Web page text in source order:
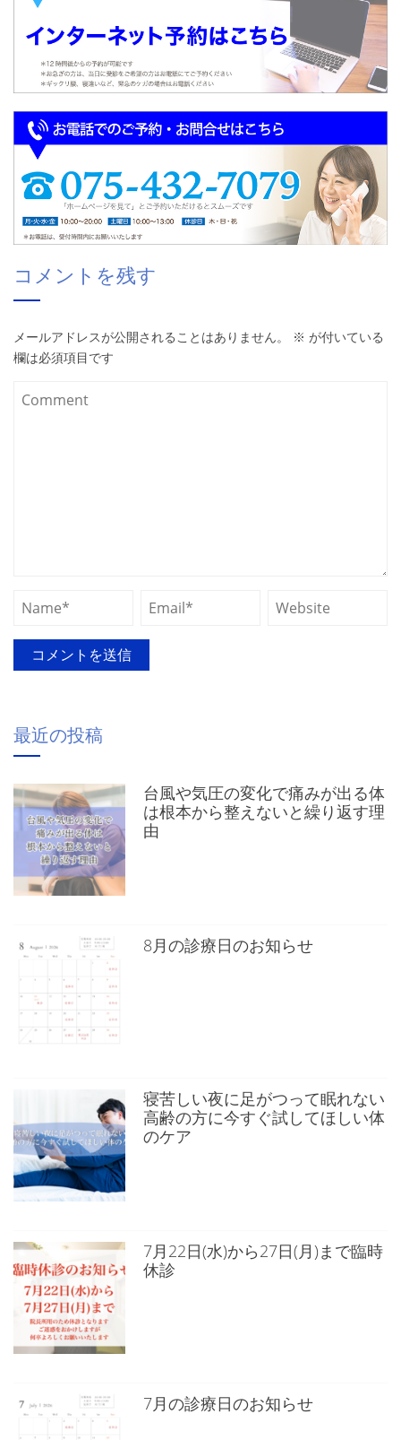
コメントを残す
メールアドレスが公開されることはありません。 ※ が付いている
欄は必須項目です
最近の投稿
台風や気圧の変化で痛みが出る体
は根本から整えないと繰り返す理
由
8月の診療日のお知らせ
寝苦しい夜に足がつって眠れない
高齢の方に今すぐ試してほしい体
のケア
7月22日(水)から27日(月)まで臨時
休診
7月の診療日のお知らせ